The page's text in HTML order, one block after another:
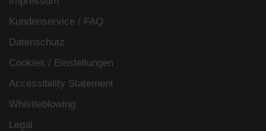
Kundenservice / FAQ
Datenschutz
Cookies / Einstellungen
Accessibility Statement
Whistleblowing
Legal